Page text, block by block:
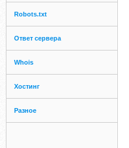
Robots.txt
Ответ сервера
Whois
Хостинг
Разное